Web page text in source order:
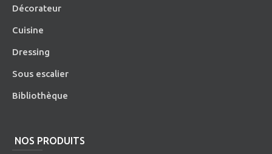
Décorateur
Cuisine
Dressing
Sous escalier
Bibliothèque
NOS PRODUITS